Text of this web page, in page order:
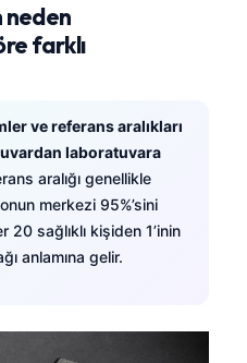
neden
farklı
ve referans aralıkları
laboratuvara
aralığı genellikle
merkezi 95%’sini
sağlıklı kişiden 1’inin
anlamına gelir.